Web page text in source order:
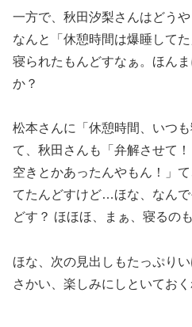
一方で、秋田汐梨さんはどう
なんと「休憩時間は爆睡して
寝られたもんどすなぁ。ほん
か？
松本さんに「休憩時間、いつ
て、秋田さんも「弁解させて
空きとかあったんやもん！」
てたんどすけど…ほな、なん
どす？ ほほほ、まぁ、寝るの
ほな、次の見出しもたっぷり
さかい、楽しみにしといてお